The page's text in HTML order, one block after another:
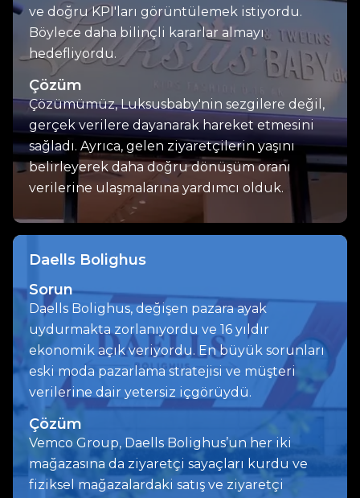
ve doğru KPI'ları görüntülemek istiyordu.
Böylece daha bilinçli kararlar almayı
hedefliyordu.
Çözüm
Çözümümüz, Luksusbaby'nin sezgilere değil,
gerçek verilere dayanarak hareket etmesini
sağladı. Ayrıca, gelen ziyaretçilerin yaşını
belirleyerek daha doğru dönüşüm oranı
verilerine ulaşmalarına yardımcı olduk.
Daells Bolighus
Sorun
Daells Bolighus, değişen pazara ayak
uydurmakta zorlanıyordu ve 16 yıldır
ekonomik açık veriyordu. En büyük sorunları
eski moda pazarlama stratejisi ve müşteri
verilerine dair yetersiz içgörüydü.
Çözüm
Vemco Group, Daells Bolighus’un her iki
mağazasına da ziyaretçi sayaçları kurdu ve
fiziksel mağazalardaki satış ve ziyaretçi